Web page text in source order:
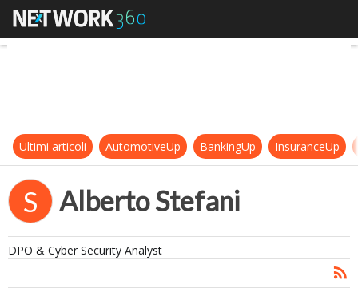
Alberto Stefani
Ultimi articoli AutomotiveUp BankingUp InsuranceUp
S Alberto Stefani
DPO & Cyber Security Analyst